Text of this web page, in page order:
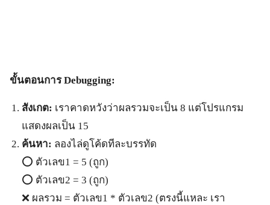
ขั้นตอนการDebugging:
สังเกต: เราคาดหวังว่าผลรวมจะเป็น 8 แต่โปรแกรม
แสดงผลเป็น 15
ค้นหา: ลองไล่ดูโค้ดทีละบรรทัด
⭕️ ตัวเลข1 = 5 (ถูก)
⭕️ ตัวเลข2 = 3 (ถูก)
❌ ผลรวม = ตัวเลข1 * ตัวเลข2 (ตรงนี้แหละ เรา